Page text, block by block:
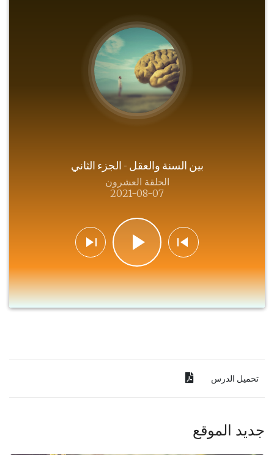
بين السنة والعقل - الجزء الثاني
الحلقة العشرون
2021-08-07
تحميل الدرس
جديد الموقع